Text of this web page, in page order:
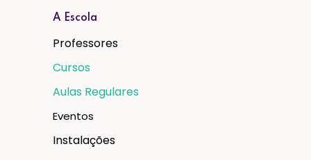
A Escola
Professores
Cursos
Aulas Regulares
Eventos
Instalações